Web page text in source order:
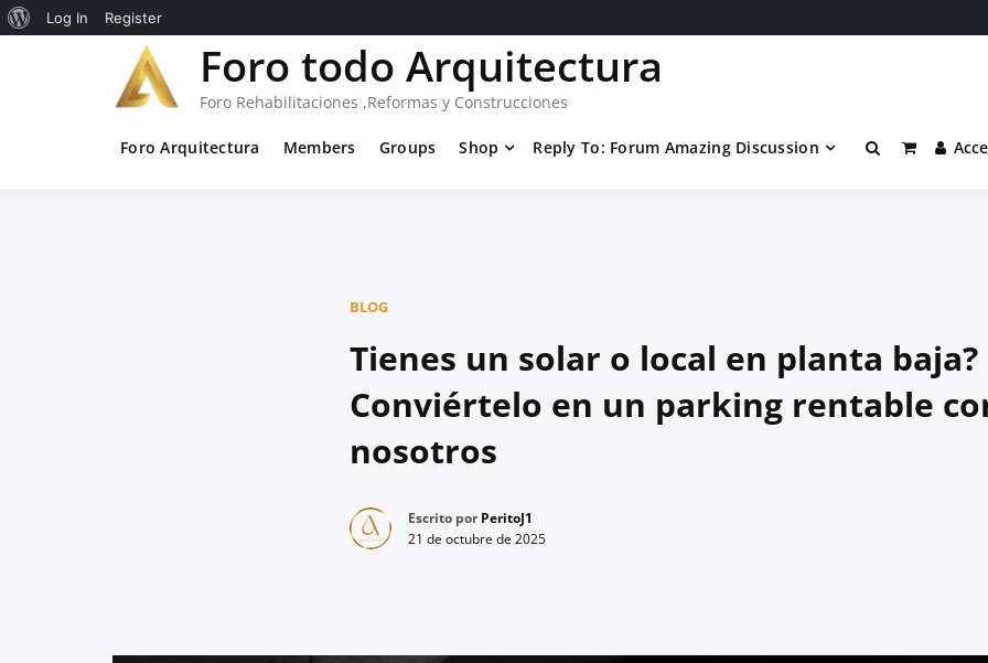
Foro todo Arquitectura
Foro Rehabilitaciones ,Reformas y Construcciones
Foro Arquitectura Members Groups Shop Reply To: Forum Amazing Discussion
BLOG
Tienes un solar o local en planta baja?
Conviértelo en un parking rentable
nosotros
Escrito porPeritoJ1
21 de octubre de 2025
Acerca
Log In Register